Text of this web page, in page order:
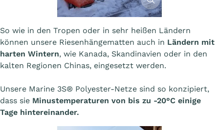
So wie in den Tropen oder in sehr heißen Ländern
können unsere Riesenhängematten auch in Ländern mit
harten Wintern, wie Kanada, Skandinavien oder in den
kalten Regionen Chinas, eingesetzt werden.
Unsere Marine 3S® Polyester-Netze sind so konzipiert,
dass sie Minustemperaturen von bis zu -20°C einige
Tage hintereinander.